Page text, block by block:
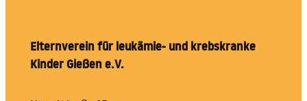
Elternverein für leukämie- und krebskranke
Kinder Gießen e.V.